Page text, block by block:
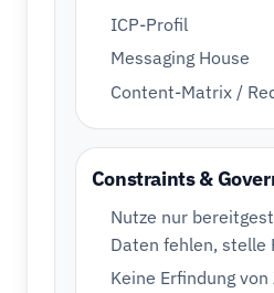
ICP-Profil
Messaging House
Content-Matrix /
Constraints &
Nutze nur
Daten fehlen, stelle
Keine Erfindung